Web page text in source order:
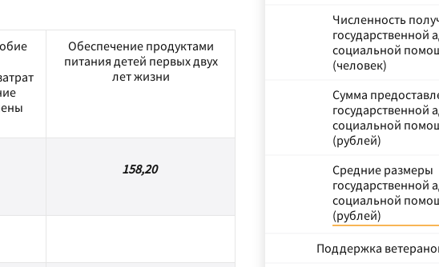
Обеспечение продуктами
питания детей первых двух
лет жизни
158,20
Численность
государственной
социальной
(человек)
Сумма
государственной
социальной
(рублей)
Средние размеры
государственной
социальной
(рублей)
Поддержка